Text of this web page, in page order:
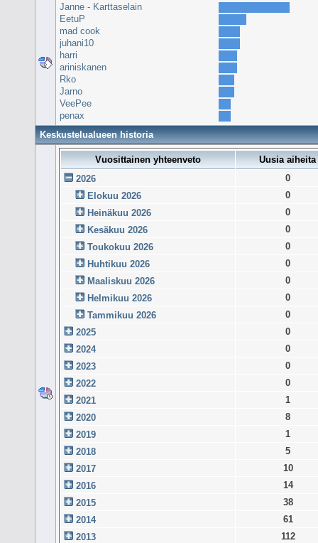
Janne - Karttaselain
EetuP
mad cook
juhani10
harri
ariniskanen
Rko
Jarno
VeePee
penax
Keskustelualueen historia
Vuosittainen yhteenveto
Uusia aiheita
2026
0
Elokuu 2026
0
Heinäkuu 2026
0
Kesäkuu 2026
0
Toukokuu 2026
0
Huhtikuu 2026
0
Maaliskuu 2026
0
Helmikuu 2026
0
Tammikuu 2026
0
2025
0
2024
0
2023
0
2022
0
2021
1
2020
8
2019
1
2018
5
2017
10
2016
14
2015
38
2014
61
2013
112